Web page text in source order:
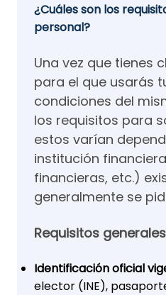
¿Cuáles son los
personal?
Una vez que tienes
para el que usarás
condiciones del
los requisitos para
estos varían
institución
financieras, etc.)
generalmente se
Requisitos
Identificación oficial
elector (INE),